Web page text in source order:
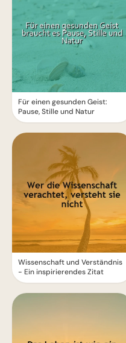
Für einen gesunden Geist:
Pause, Stille und Natur
Wissenschaft und Verständnis
- Ein inspirierendes Zitat